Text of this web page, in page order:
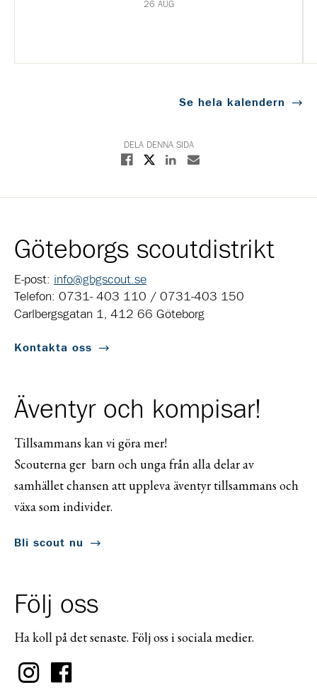
26 AUG
Se hela kalendern
DELA DENNA SIDA
Dela på Facebook
Dela på XDela på Linkedin
Dela med E-post
Göteborgs scoutdistrikt
E-post: info@gbgscout.se
Telefon: 0731- 403 110 / 0731-403 150
Carlbergsgatan 1, 412 66 Göteborg
Kontakta oss
Äventyr och kompisar!
Tillsammans kan vi göra mer!
Scouterna ger barn och unga från alla delar av
samhället chansen att uppleva äventyr tillsammans och
växa som individer.
Bli scout nu
Följ oss
Ha koll på det senaste. Följ oss i sociala medier.